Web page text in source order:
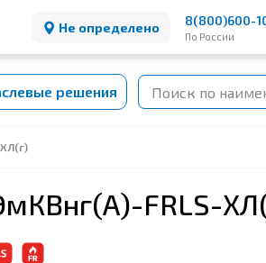
Не определено 8(800)600-
По России
решения
FRLS-